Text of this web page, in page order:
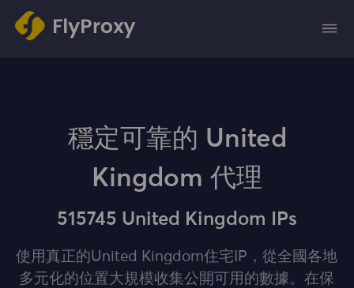
穩定可靠的 United
Kingdom 代理
515745 United Kingdom IPs
使用真正的United Kingdom住宅IP，從全國各地
多元化的位置大規模收集公開可用的數據。在保